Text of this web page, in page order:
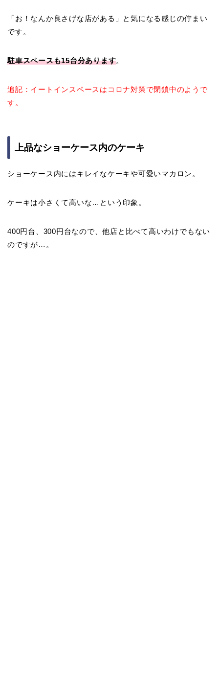
「お！なんか良さげな店がある」と気になる感じの佇まい
です。
駐車スペースも15台分あります。
追記：イートインスペースはコロナ対策で閉鎖中のようで
す。
上品なショーケース内のケーキ
ショーケース内にはキレイなケーキや可愛いマカロン。
ケーキは小さくて高いな…という印象。
400円台、300円台なので、他店と比べて高いわけでもない
のですが…。